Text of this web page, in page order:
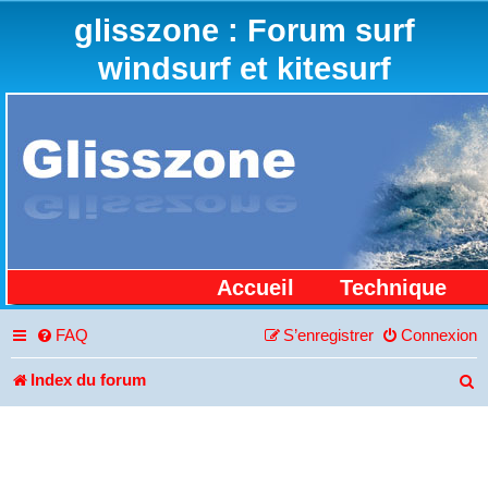
glisszone : Forum surf
windsurf et kitesurf
Accueil Technique
FAQ Connexion
S’enregistrer
Index du forum